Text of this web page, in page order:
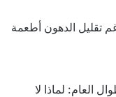
تقليل الدهون أطعمة
العام: لماذا لا